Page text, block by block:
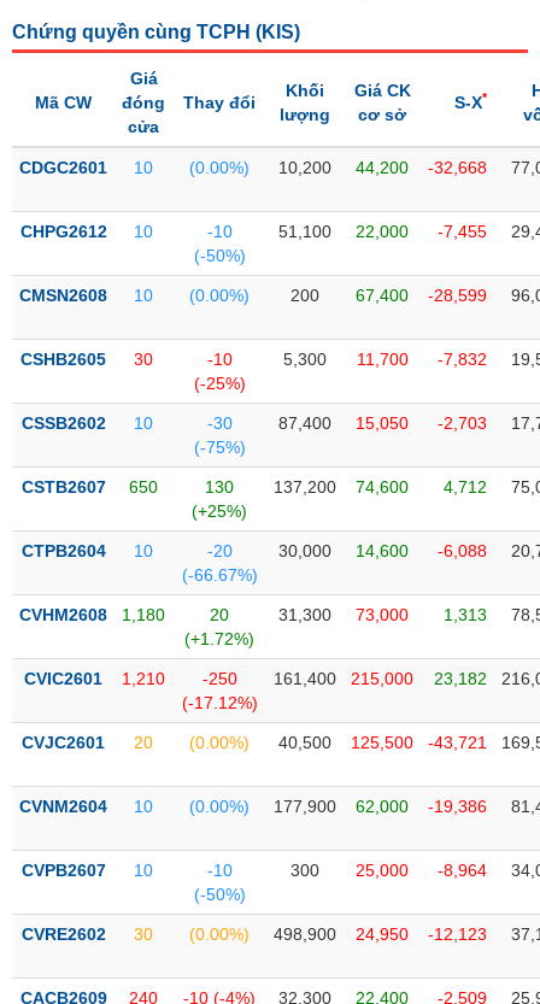
Tài
tích
kỹ
Hồ
doanh
nghiệp
Tin
tức
kiện
liệu
Tâm
lý
trường
Chứng quyền cùng TCPH (KIS)
Mã CW
Giá
đóng
cửa
Thay đổi
Khối
lượng
Giá CK
cơ sở
S-X*
CDGC2601 10 (0.00%) 10,200 44,200 -32,668
CHPG2612 10
-10
(-50%)
51,100 22,000 -7,455
CMSN2608 10 (0.00%) 200 67,400 -28,599
CSHB2605 30
-10
(-25%)
5,300 11,700 -7,832
CSSB2602 10
-30
(-75%)
87,400 15,050 -2,703
CSTB2607 650
130
(+25%)
137,200 74,600 4,712
CTPB2604 10
-20
(-66.67%)
30,000 14,600 -6,088
CVHM2608 1,180
20
(+1.72%)
31,300 73,000 1,313
CVIC2601 1,210
-250
(-17.12%)
161,400 215,000 23,182
CVJC2601 20 (0.00%) 40,500 125,500 -43,721
CVNM2604 10 (0.00%) 177,900 62,000 -19,386
CVPB2607 10
-10
(-50%)
300 25,000 -8,964
CVRE2602 30 (0.00%) 498,900 24,950 -12,123
CACB2609 240 -10 (-4%) 32,300 22,400 -2,509
NĂNG
NGUYÊN
LIỆU
CÔNG
TIÊU
KHÔNG
YẾU
TIÊU
DÙNG
YẾU
CHĂM